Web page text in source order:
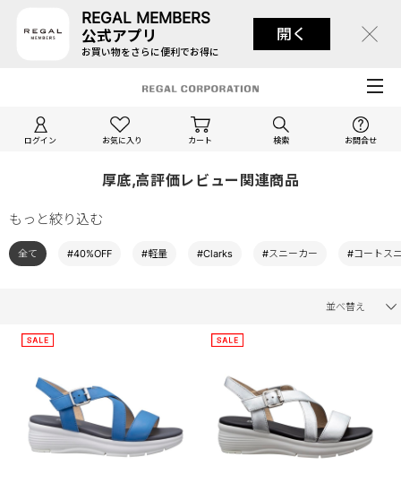
REGAL MEMBERS
公式アプリ
お買い物をさらに便利でお得に
開く
ログイン お気に入り カート 検索 お問合せ
厚底,高評価レビュー関連商品
もっと絞り込む
全て #40%OFF #軽量 #Clarks #スニーカー #コートス
並べ替え